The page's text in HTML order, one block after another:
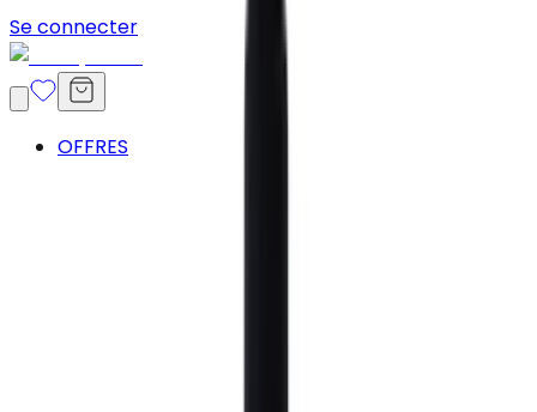
Se connecter
OFFRES